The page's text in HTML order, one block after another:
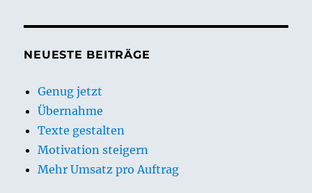
NEUESTE BEITRÄGE
Genug jetzt
Übernahme
Texte gestalten
Motivation steigern
Mehr Umsatz pro Auftrag